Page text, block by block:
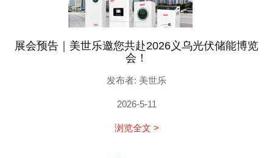
展会预告｜美世乐邀您共赴2026义乌光伏储能博览
会！
发布者: 美世乐
2026-5-11
浏览全文 >